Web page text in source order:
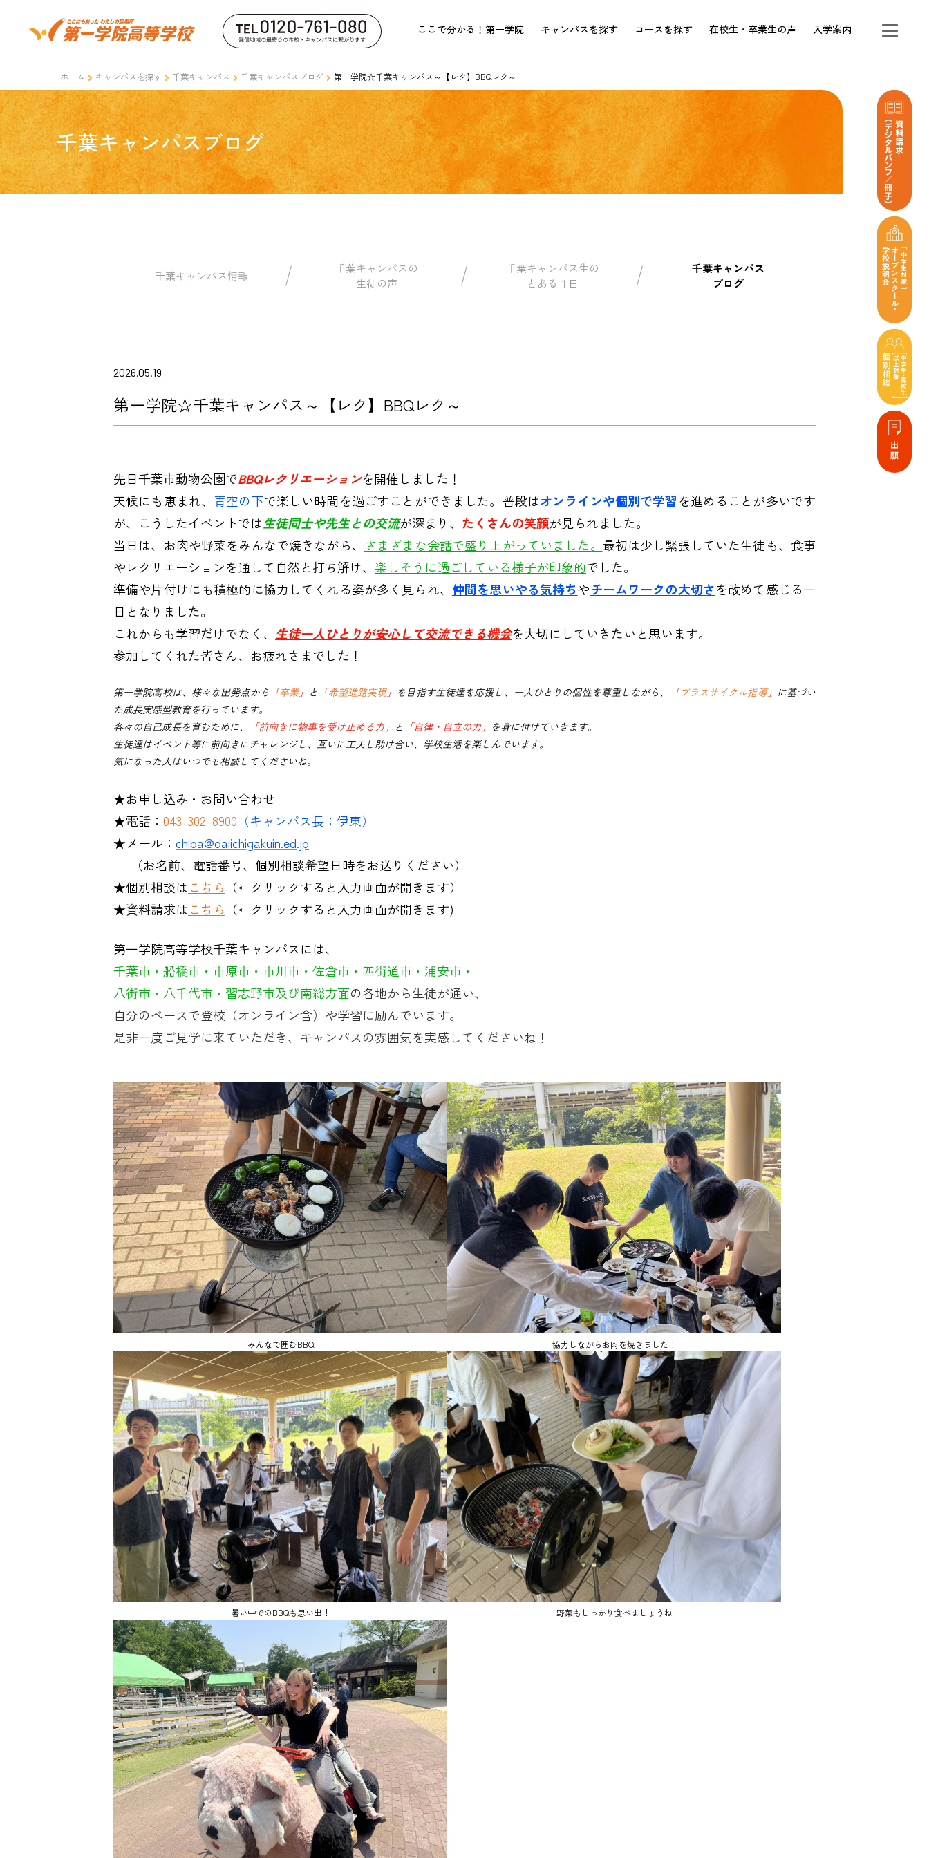
ここで分かる！第一学院 キャンパスを探す コースを探す 在校生・卒業生の声 入学案内
ホーム キャンパスを探す 千葉キャンパス 千葉キャンパスブログ 第一学院☆千葉キャンパス～【レク】BBQレク～
千葉キャンパスブログ
千葉キャンパス情報
千葉キャンパスの
生徒の声
千葉キャンパス生の
とある１日
千葉キャンパス
ブログ
2026.05.19
第一学院☆千葉キャンパス～【レク】BBQレク～
先日千葉市動物公園でBBQレクリエーションを開催しました！
天候にも恵まれ、 青空の下で楽しい時間を過ごすことができました。普段はオンラインや個別で学習を進めることが多いです
が、こうしたイベントでは生徒同士や先生との交流が深まり、 たくさんの笑顔が見られました。
当日は、お肉や野菜をみんなで焼きながら、 さまざまな会話で盛り上がっていました。 最初は少し緊張していた生徒も、食事
やレクリエーションを通して自然と打ち解け、 楽しそうに過ごしている様子が印象的でした。
準備や片付けにも積極的に協力してくれる姿が多く見られ、 仲間を思いやる気持ちやチームワークの大切さを改めて感じる一
日となりました。
これからも学習だけでなく、 生徒一人ひとりが安心して交流できる機会を大切にしていきたいと思います。
参加してくれた皆さん、お疲れさまでした！
第一学院高校は、様々な出発点から 「卒業」 と 「希望進路実現」 を目指す生徒達を応援し、 一人ひとりの個性を尊重しながら、 「プラスサイクル指導」 に基づい
た成長実感型教育を行っています。
各々の自己成長を育むために、
「前向きに物事を受け止める力」 と 「自律・自立の力」 を身に付けていきます。
生徒達はイベント等に前向きにチャレンジし、互いに工夫し助け合い、学校生活を楽しんでいます。
気になった人はいつでも相談してくださいね。
★お申し込み・お問い合わせ
★電話： 043–302–8900 （キャンパス長：伊東）
★メール： chiba@daiichigakuin.ed.jp
（お名前、電話番号、個別相談希望日時をお送りください）
★個別相談は こちら （←クリックすると入力画面が開きます）
★資料請求は こちら （←クリックすると入力画面が開きます)
第一学院高等学校千葉キャンパスには、
千葉市・船橋市・市原市・市川市・佐倉市・四街道市・浦安市・
八街市・八千代市・習志野市及び南総方面の各地から生徒が通い、
自分のペースで登校（オンライン含）や学習に励んでいます。
是非一度ご見学に来ていただき、キャンパスの雰囲気を実感してくださいね！
みんなで囲むBBQ 協力しながらお肉を焼きました！
暑い中でのBBQも思い出！ 野菜もしっかり食べましょうね